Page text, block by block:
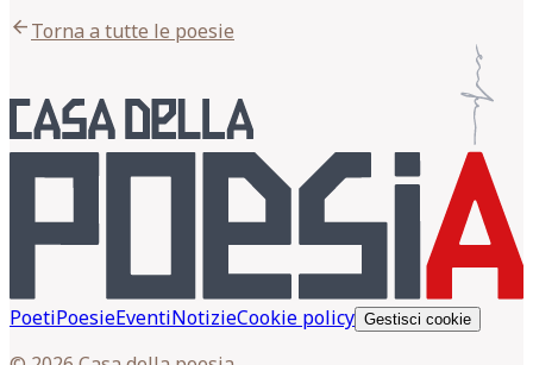
arrow_backTorna a tutte le poesie
PoetiPoesieEventiNotizieCookie policy Gestisci cookie